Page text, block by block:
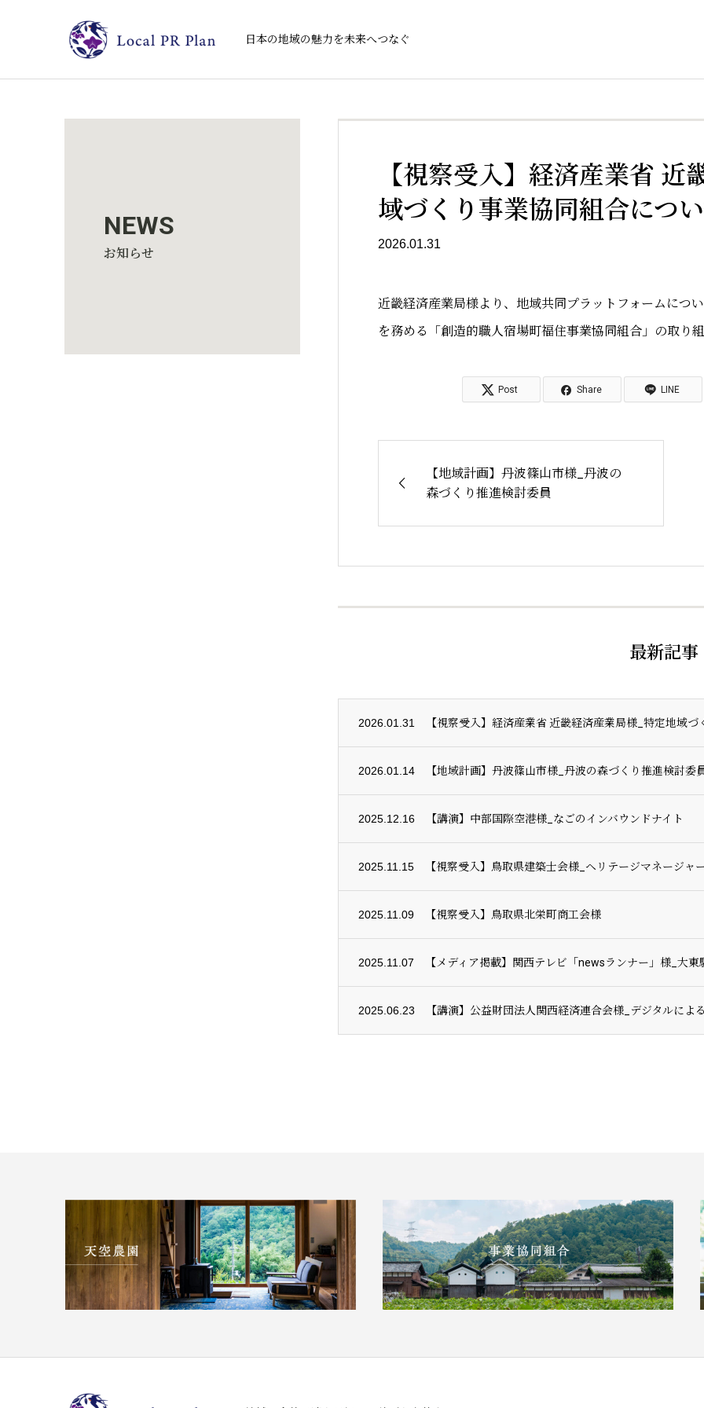
日本の地域の魅力を未来へつなぐ
NEWS
お知らせ
【視察受入】経済産業省 近
域づくり事業協同組合につ
2026.01.31
近畿経済産業局様より、地域共同プラットフォームにつ
を務める「創造的職人宿場町福住事業協同組合」の取り
Post Share LINE
【地域計画】丹波篠山市様_丹波の
森づくり推進検討委員
最新記事
2026.01.31 【視察受入】経済産業省 近畿経済産業局様_特定地域
2026.01.14 【地域計画】丹波篠山市様_丹波の森づくり推進検討委
2025.12.16 【講演】中部国際空港様_なごのインバウンドナイト
2025.11.15 【視察受入】鳥取県建築士会様_ヘリテージマネージャ
2025.11.09 【視察受入】鳥取県北栄町商工会様
2025.11.07 【メディア掲載】関西テレビ「newsランナー」様_大
2025.06.23 【講演】公益財団法人関西経済連合会様_デジタルによ